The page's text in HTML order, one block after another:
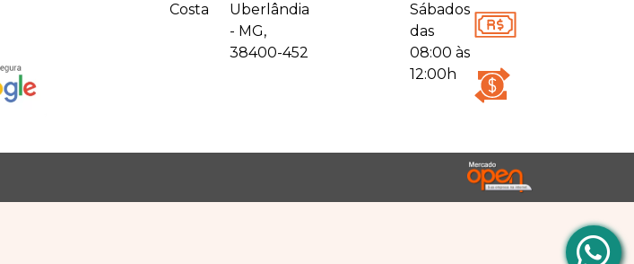
Costa
Uberlândia
- MG,
38400-452
Sábados
das
08:00 às
12:00h